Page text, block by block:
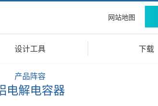
网站地图
设计工具 下载
产品阵容
电解电容器